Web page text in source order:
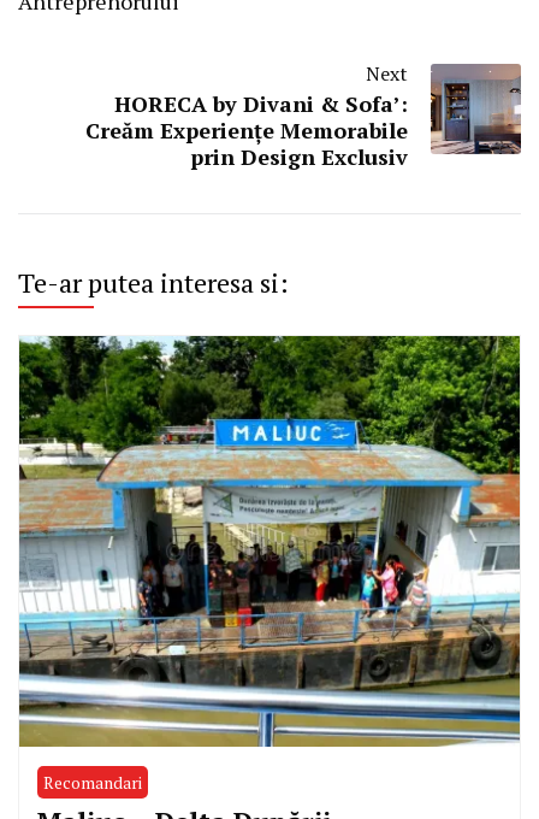
Next
HORECA by Divani & Sofa’:
Creăm Experiențe Memorabile
prin Design Exclusiv
Te-ar putea interesa si:
Recomandari